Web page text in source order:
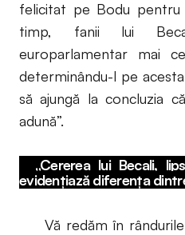
felicitat pe Bodu pentru
timp, fanii lui
europarlamentar mai
determinându-l pe
să ajungă la concluzia
adună”.
„Cererea lui Becali,
evidențiază diferența
Vă redăm în rândurile